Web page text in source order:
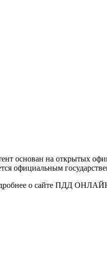
основан на открытых
официальным
о сайте ПДД